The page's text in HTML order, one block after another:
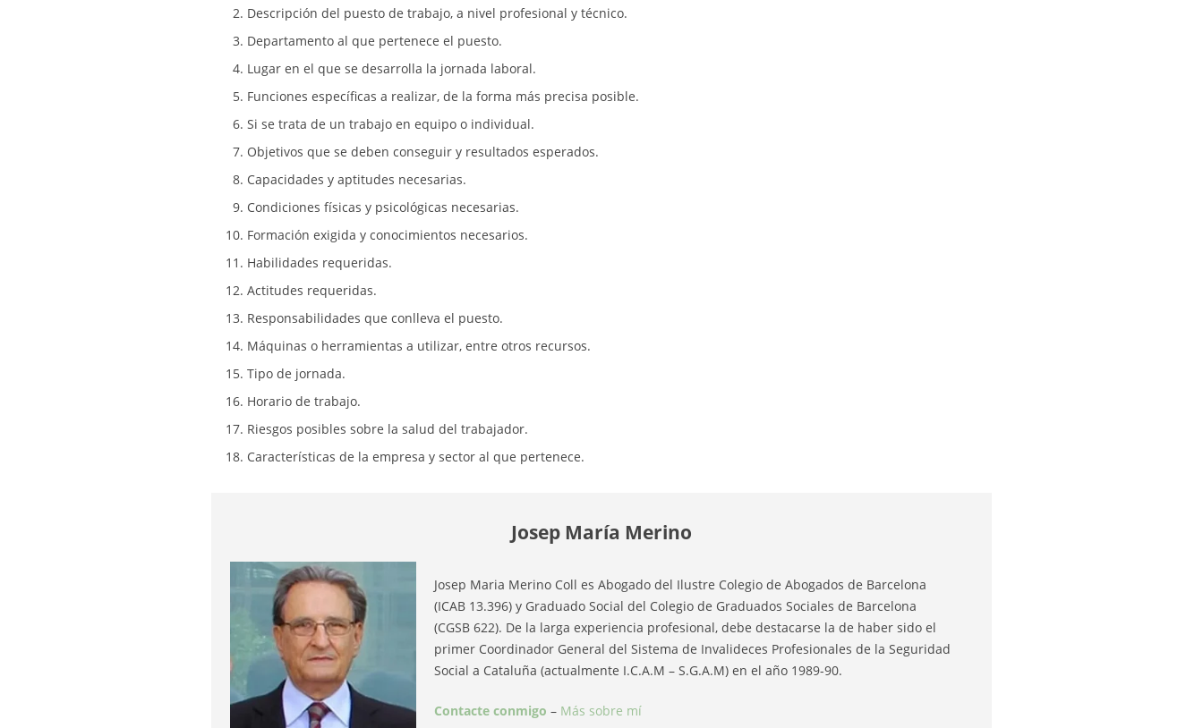
Descripción del puesto de trabajo, a nivel profesional y técnico.
Departamento al que pertenece el puesto.
Lugar en el que se desarrolla la jornada laboral.
Funciones específicas a realizar, de la forma más precisa posible.
Si se trata de un trabajo en equipo o individual.
Objetivos que se deben conseguir y resultados esperados.
Capacidades y aptitudes necesarias.
Condiciones físicas y psicológicas necesarias.
Formación exigida y conocimientos necesarios.
Habilidades requeridas.
Actitudes requeridas.
Responsabilidades que conlleva el puesto.
Máquinas o herramientas a utilizar, entre otros recursos.
Tipo de jornada.
Horario de trabajo.
Riesgos posibles sobre la salud del trabajador.
Características de la empresa y sector al que pertenece.
Josep María Merino
Josep Maria Merino Coll es Abogado del Ilustre Colegio de Abogados de Barcelona
(ICAB 13.396) y Graduado Social del Colegio de Graduados Sociales de Barcelona
(CGSB 622). De la larga experiencia profesional, debe destacarse la de haber sido el
primer Coordinador General del Sistema de Invalideces Profesionales de la Seguridad
Social a Cataluña (actualmente I.C.A.M – S.G.A.M) en el año 1989-90.
Contacte conmigo – Más sobre mí